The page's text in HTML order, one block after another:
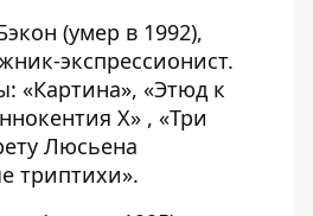
(умер в 1992),
экспрессионист.
«Картина», «Этюд к
X» , «Три
Люсьена
триптихи».